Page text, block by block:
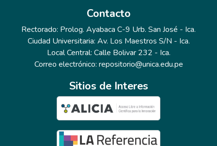
Contacto
Rectorado: Prolog. Ayabaca C-9 Urb. San José - Ica.
Ciudad Universitaria: Av. Los Maestros S/N - Ica.
Local Central: Calle Bolivar 232 - Ica.
Correo electrónico: repositorio@unica.edu.pe
Sitios de Interes